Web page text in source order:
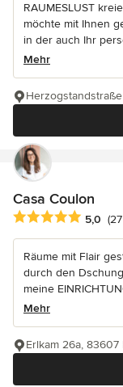
RAUMESLUST
möchte mit Ihnen
in der auch Ihr
Mehr
Herzogstandstraße
Casa Coulon
Durchschnittliche
5,0
Räume mit Flair
durch den
meine
Mehr
Erlkam 26a,